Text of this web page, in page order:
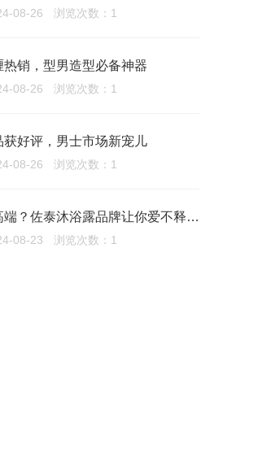
08-26 浏览次数：1
销，型男造型必备神器
08-26 浏览次数：1
获好评，男士市场新宠儿
08-26 浏览次数：1
沐浴露也玩高端？佐泰沐浴露品牌让你爱不释手！
08-23 浏览次数：1